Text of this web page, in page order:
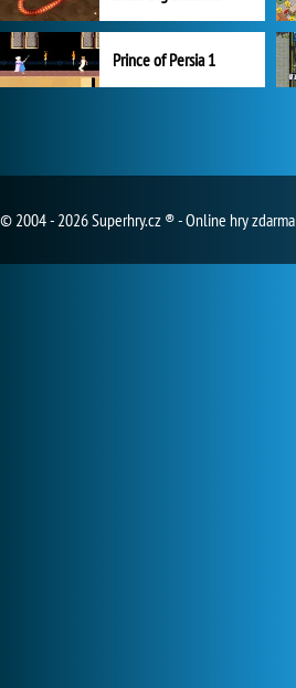
Prince of Persia 1
© 2004 - 2026 Superhry.cz ® - Online hry zdarma